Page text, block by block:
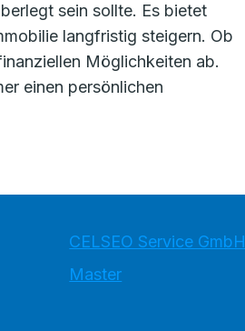
sein sollte. Es bietet
langfristig steigern. Ob
Möglichkeiten ab.
einen persönlichen
CELSEO Service GmbH
Master